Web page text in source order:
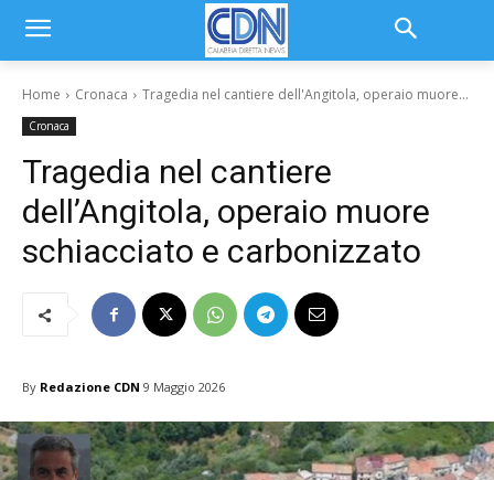
Home Cronaca Tragedia nel cantiere dell'Angitola, operaio muore...
Cronaca
Tragedia nel cantiere
dell’Angitola, operaio muore
schiacciato e carbonizzato
By Redazione CDN 9 Maggio 2026